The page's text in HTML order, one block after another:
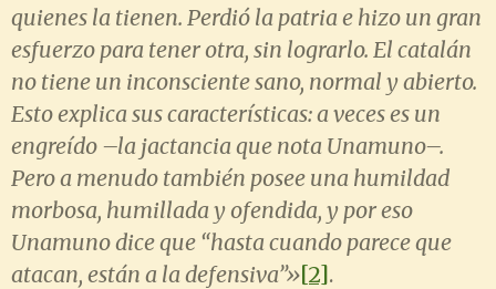
quienes la tienen. Perdió la patria e hizo un gran
esfuerzo para tener otra, sin lograrlo. El catalán
no tiene un inconsciente sano, normal y abierto.
Esto explica sus características: a veces es un
engreído –la jactancia que nota Unamuno–.
Pero a menudo también posee una humildad
morbosa, humillada y ofendida, y por eso
Unamuno dice que “hasta cuando parece que
atacan, están a la defensiva”»[2].